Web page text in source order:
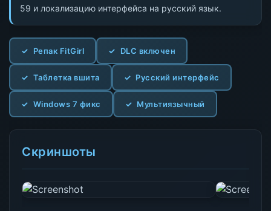
59 и локализацию интерфейса на русский язык.
Репак FitGirl DLC включен
Таблетка вшита Русский интерфейс
Windows 7 фикс Мультиязычный
Скриншоты